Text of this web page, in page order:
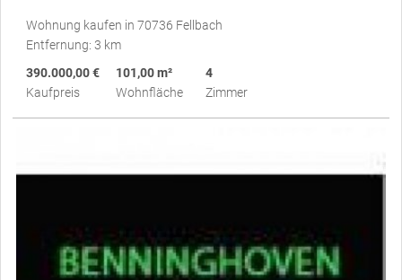
Wohnung kaufen in 70736 Fellbach
Entfernung: 3 km
390.000,00 €
Kaufpreis
101,00 m²
Wohnfläche
4
Zimmer